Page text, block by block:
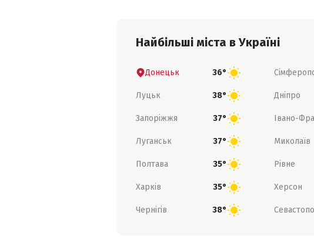
Найбільші міста в Україні
Донецьк 36°
Луцьк 38° Дніпро
Запоріжжя 37° Івано-
Луганськ 37° Миколаїв
Полтава 35° Рівне
Харків 35° Херсон
Чернігів 38°